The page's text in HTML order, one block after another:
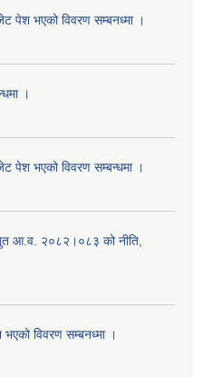
पेश भएको विवरण सम्बनध्मा ।
।
पेश भएको विवरण सम्बन्धमा ।
आ.व. २०८२।०८३ को नीति,
विवरण सम्बनध्मा ।